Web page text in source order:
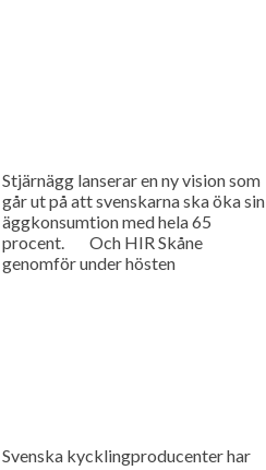
Stjärnägg lanserar en ny vision som
går ut på att svenskarna ska öka sin
äggkonsumtion med hela 65
procent. Och HIR Skåne
genomför under hösten
Svenska kycklingproducenter har